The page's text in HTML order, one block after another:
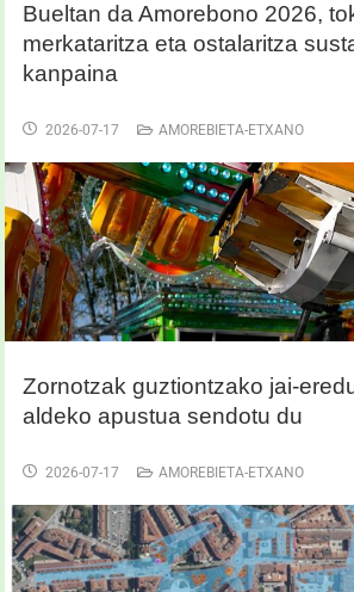
Bueltan da Amorebono 2026,
merkataritza eta ostalaritza
kanpaina
2026-07-17 AMOREBIETA-ETXANO
Zornotzak guztiontzako jai-
aldeko apustua sendotu du
2026-07-17 AMOREBIETA-ETXANO